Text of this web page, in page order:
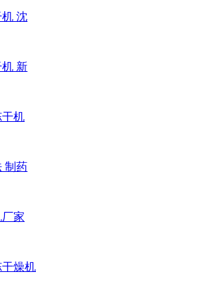
沈
新
干机
制药
家
燥机